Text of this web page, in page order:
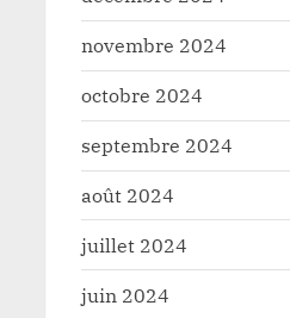
novembre 2024
octobre 2024
septembre 2024
août 2024
juillet 2024
juin 2024